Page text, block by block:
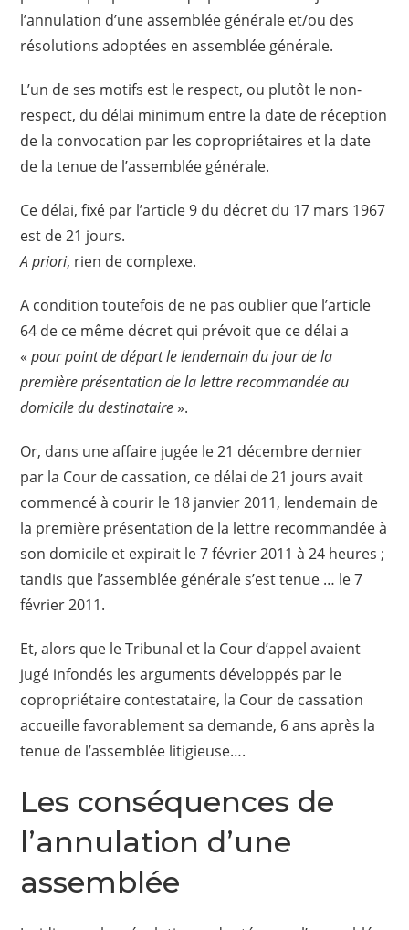
l’annulation d’une assemblée générale et/ou des
résolutions adoptées en assemblée générale.
L’un de ses motifs est le respect, ou plutôt le non-
respect, du délai minimum entre la date de réception
de la convocation par les copropriétaires et la date
de la tenue de l’assemblée générale.
Ce délai, fixé par l’article 9 du décret du 17 mars 1967
est de 21 jours.
A priori, rien de complexe.
A condition toutefois de ne pas oublier que l’article
64 de ce même décret qui prévoit que ce délai a
«pour point de départ le lendemain du jour de la
première présentation de la lettre recommandée au
domicile du destinataire».
Or, dans une affaire jugée le 21 décembre dernier
par la Cour de cassation, ce délai de 21 jours avait
commencé à courir le 18 janvier 2011, lendemain de
la première présentation de la lettre recommandée à
son domicile et expirait le 7 février 2011 à 24 heures ;
tandis que l’assemblée générale s’est tenue … le 7
février 2011.
Et, alors que le Tribunal et la Cour d’appel avaient
jugé infondés les arguments développés par le
copropriétaire contestataire, la Cour de cassation
accueille favorablement sa demande, 6 ans après la
tenue de l’assemblée litigieuse….
Les conséquences de
l’annulation d’une
assemblée